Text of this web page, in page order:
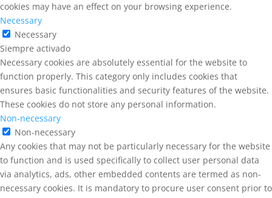
cookies may have an effect on your browsing experience.
Necessary
Necessary
Siempre activado
Necessary cookies are absolutely essential for the website to
function properly. This category only includes cookies that
ensures basic functionalities and security features of the website.
These cookies do not store any personal information.
Non-necessary
Non-necessary
Any cookies that may not be particularly necessary for the website
to function and is used specifically to collect user personal data
via analytics, ads, other embedded contents are termed as non-
necessary cookies. It is mandatory to procure user consent prior to